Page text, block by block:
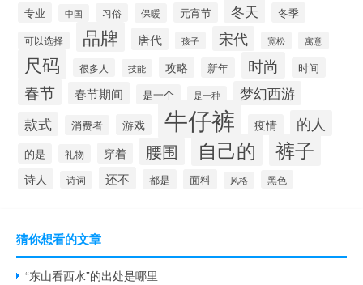
专业 中国 习俗 保暖 元宵节 冬天 冬季
可以选择 品牌 唐代 孩子 宋代 宽松 寓意
尺码 很多人 技能 攻略 新年 时尚 时间
春节 春节期间 是一个 是一种
梦幻西游
款式
消费者 游戏 牛仔裤 疫情 的人
的是 礼物 穿着 腰围 自己的 裤子
诗人 诗词 还不 都是 面料 风格 黑色
猜你想看的文章
“东山看西水”的出处是哪里